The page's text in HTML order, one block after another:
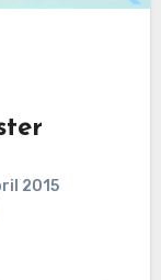
2015